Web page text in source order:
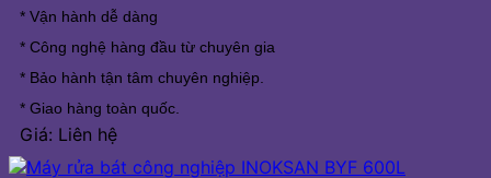
* Vận hành dễ dàng
* Công nghệ hàng đầu từ chuyên gia
* Bảo hành tận tâm chuyên nghiệp.
* Giao hàng toàn quốc.
Giá: Liên hệ